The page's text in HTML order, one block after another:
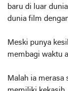
baru di luar
dunia film
Meski punya
membagi waktu
Malah ia merasa